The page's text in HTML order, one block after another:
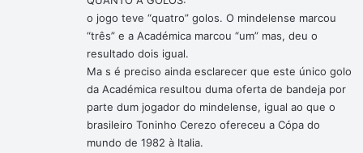
o jogo teve “quatro” golos. O mindelense marcou
“três” e a Académica marcou “um” mas, deu o
resultado dois igual.
Ma s é preciso ainda esclarecer que este único golo
da Académica resultou duma oferta de bandeja por
parte dum jogador do mindelense, igual ao que o
brasileiro Toninho Cerezo ofereceu a Cópa do
mundo de 1982 à Italia.